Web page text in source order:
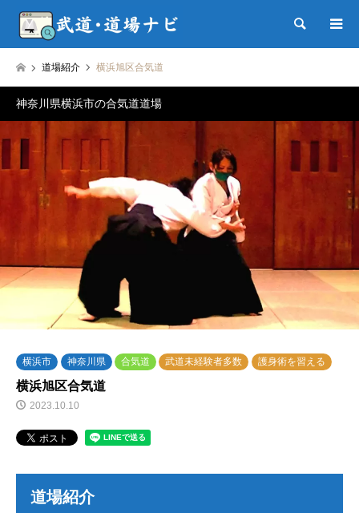
検索
道場紹介 横浜旭区合気道
神奈川県横浜市の合気道道場
横浜市 神奈川県 合気道 武道未経験者多数 護身術を習える
横浜旭区合気道
2023.10.10
道場紹介